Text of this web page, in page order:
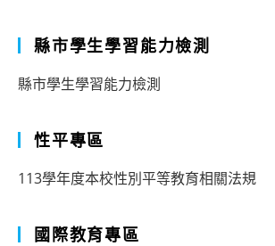
縣市學生學習能力檢測
縣市學生學習能力檢測
性平專區
113學年度本校性別平等教育相關法規
國際教育專區